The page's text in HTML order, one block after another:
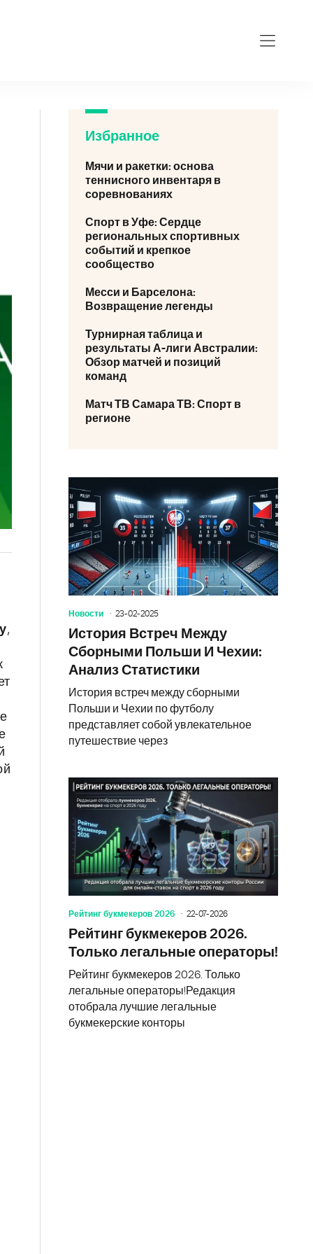
,
Избранное
Мячи и ракетки: основа
теннисного инвентаря в
соревнованиях
Спорт в Уфе: Сердце
региональных спортивных
событий и крепкое
сообщество
Месси и Барселона:
Возвращение легенды
Турнирная таблица и
результаты А-лиги Австралии:
Обзор матчей и позиций
команд
Матч ТВ Самара ТВ: Спорт в
регионе
Новости 23-02-2025
История Встреч Между
Сборными Польши И Чехии:
Анализ Статистики
История встреч между сборными
Польши и Чехии по футболу
представляет собой увлекательное
путешествие через
Рейтинг букмекеров 2026 22-07-2026
Рейтинг букмекеров 2026.
Только легальные операторы!
Рейтинг букмекеров 2026. Только
легальные операторы!Редакция
отобрала лучшие легальные
букмекерские конторы